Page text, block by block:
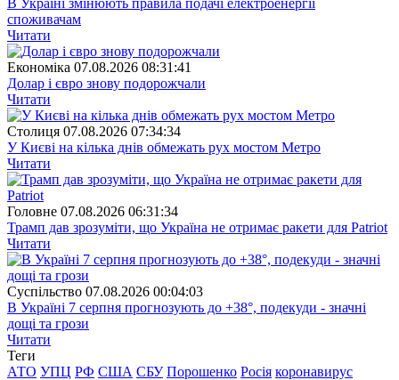
споживачам
Читати
Економіка 07.08.2026 08:31:41
Долар і євро знову подорожчали
Читати
Столиця 07.08.2026 07:34:34
У Києві на кілька днів обмежать рух мостом Метро
Читати
Головне 07.08.2026 06:31:34
Трамп дав зрозуміти, що Україна не отримає ракети для Patriot
Читати
Суспiльство 07.08.2026 00:04:03
В Україні 7 серпня прогнозують до +38°, подекуди - значні
дощі та грози
Читати
Теги
АТО УПЦ РФ США СБУ Порошенко Росія коронавирус